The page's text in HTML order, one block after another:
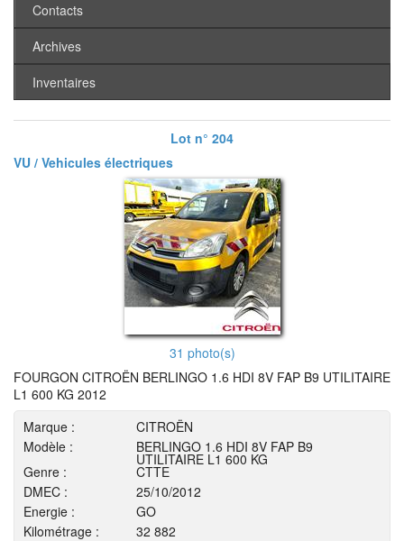
Contacts
Archives
Inventaires
Lot n° 204
VU / Vehicules électriques
31 photo(s)
FOURGON CITROËN BERLINGO 1.6 HDI 8V FAP B9 UTILITAIRE
L1 600 KG 2012
Marque :
CITROËN
Modèle :
BERLINGO 1.6 HDI 8V FAP B9
UTILITAIRE L1 600 KG
Genre :
CTTE
DMEC :
25/10/2012
Energie :
GO
Kilométrage :
32 882